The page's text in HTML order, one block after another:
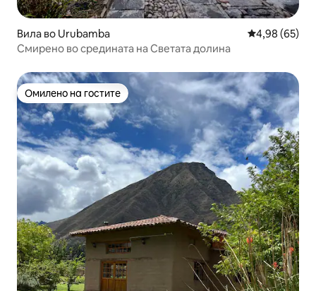
Вила во Urubamba Просечна
4,98 (65)
Смирено во средината на Светата долина
Омилено на гостите
Омилено на гостите